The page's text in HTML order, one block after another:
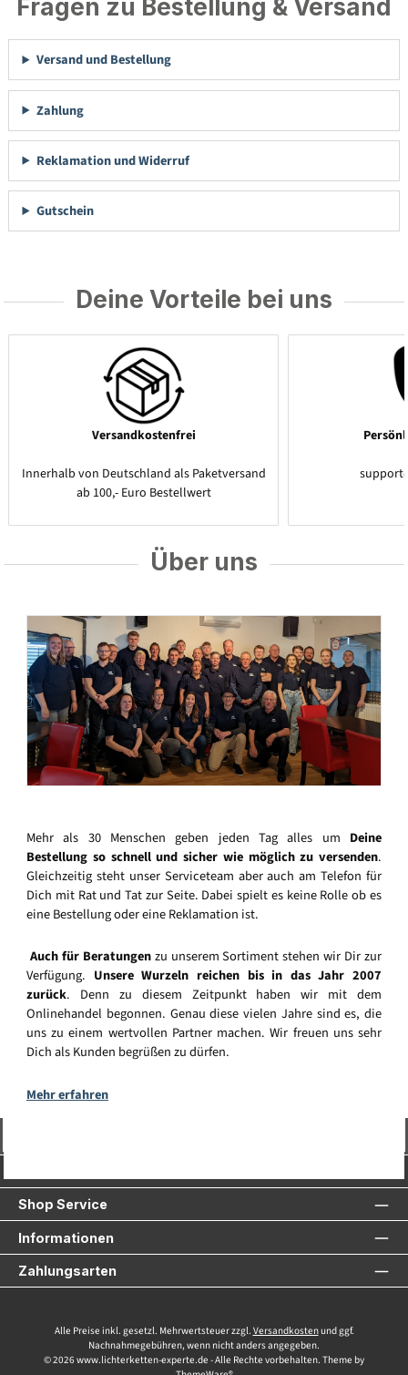
Fragen zu Bestellung & Versand
Versand und Bestellung
Zahlung
Reklamation und Widerruf
Gutschein
Deine Vorteile bei uns
Versandkostenfrei
Innerhalb von Deutschland als Paketversand
ab 100,- Euro Bestellwert
Über uns
Mehr als 30 Menschen geben jeden Tag alles um Deine
Bestellung so schnell und sicher wie möglich zu versenden.
Gleichzeitig steht unser Serviceteam aber auch am Telefon für
Dich mit Rat und Tat zur Seite. Dabei spielt es keine Rolle ob es
eine Bestellung oder eine Reklamation ist.
Auch für Beratungenzu unserem Sortiment stehen wir Dir zur
Verfügung. Unsere Wurzeln reichen bis in das Jahr 2007
zurück. Denn zu diesem Zeitpunkt haben wir mit dem
Onlinehandel begonnen. Genau diese vielen Jahre sind es, die
uns zu einem wertvollen Partner machen. Wir freuen uns sehr
Dich als Kunden begrüßen zu dürfen.
Mehr erfahren
Shop Service
Informationen
Zahlungsarten
Alle Preise inkl. gesetzl. Mehrwertsteuer zzgl. Versandkostenund ggf.
Nachnahmegebühren, wenn nicht anders angegeben.
© 2026 www.lichterketten-experte.de - Alle Rechte vorbehalten. Theme by